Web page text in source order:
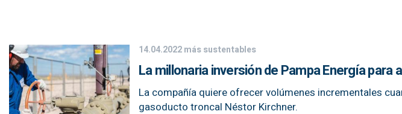
14.04.2022más sustentables
La millonaria inversión de Pampa Energía para
La compañía quiere ofrecer volúmenes incrementales
gasoducto troncal Néstor Kirchner.